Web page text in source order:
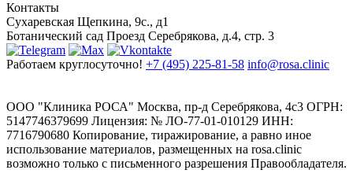
Контакты
Сухаревская Щепкина, 9с., д1
Ботанический сад Проезд Серебрякова, д.4, стр. 3
Работаем круглосуточно! +7 (495) 225-81-58 info@rosa.clinic
ООО "Клиника РОСА" Москва, пр-д Серебрякова, 4с3 ОГРН:
5147746379699 Лицензия: № ЛО-77-01-010129 ИНН:
7716790680 Копирование, тиражирование, а равно иное
использование материалов, размещенных на rosa.clinic
возможно только с письменного разрешения Правообладателя.